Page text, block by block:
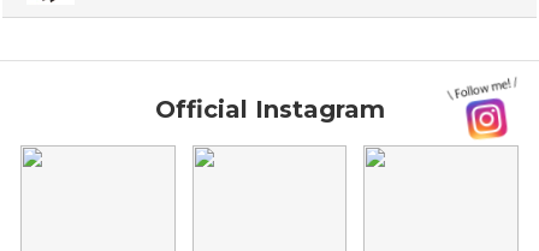
Official Instagram